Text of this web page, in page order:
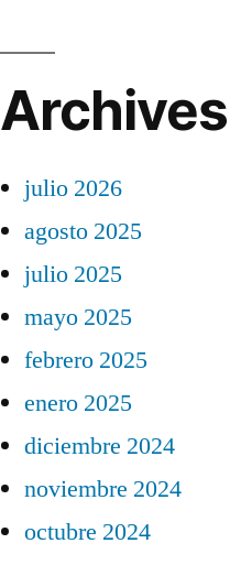
Archives
julio 2026
agosto 2025
julio 2025
mayo 2025
febrero 2025
enero 2025
diciembre 2024
noviembre 2024
octubre 2024